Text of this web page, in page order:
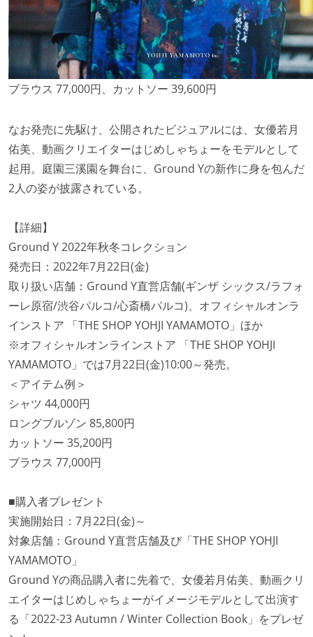
ブラウス 77,000円、カットソー 39,600円
なお発売に先駆け、公開されたビジュアルには、女優若月
佑美、動画クリエイターはじめしゃちょーをモデルとして
起用。庭園三溪園を舞台に、Ground Yの新作に身を包んだ
2人の姿が披露されている。
【詳細】
Ground Y 2022年秋冬コレクション
発売日：2022年7月22日(金)
取り扱い店舗：Ground Y直営店舗(ギンザ シックス/ラフォ
ーレ原宿/渋谷パルコ/心斎橋パルコ)、オフィシャルオンラ
インストア 「THE SHOP YOHJI YAMAMOTO」ほか
※オフィシャルオンラインストア 「THE SHOP YOHJI
YAMAMOTO」では7月22日(金)10:00～発売。
＜アイテム例＞
シャツ 44,000円
ロングブルゾン 85,800円
カットソー 35,200円
ブラウス 77,000円
■購入者プレゼント
実施開始日：7月22日(金)～
対象店舗：Ground Y直営店舗及び「THE SHOP YOHJI
YAMAMOTO」
Ground Yの商品購入者に先着で、女優若月佑美、動画クリ
エイターはじめしゃちょーがイメージモデルとして出演す
る「2022-23 Autumn / Winter Collection Book」をプレゼ